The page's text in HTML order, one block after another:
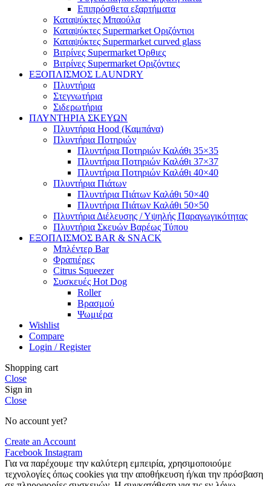
Επιπρόσθετα εξαρτήματα
Καταψύκτες Μπαούλα
Καταψύκτες Supermarket Οριζόντιοι
Καταψύκτες Supermarket curved glass
Βιτρίνες Supermarket Όρθιες
Βιτρίνες Supermarket Οριζόντιες
ΕΞΟΠΛΙΣΜΟΣ LAUNDRY
Πλυντήρια
Στεγνωτήρια
Σιδερωτήρια
ΠΛΥΝΤΗΡΙΑ ΣΚΕΥΩΝ
Πλυντήρια Hood (Καμπάνα)
Πλυντήρια Ποτηριών
Πλυντήρια Ποτηριών Καλάθι 35×35
Πλυντήρια Ποτηριών Καλάθι 37×37
Πλυντήρια Ποτηριών Καλάθι 40×40
Πλυντήρια Πιάτων
Πλυντήρια Πιάτων Καλάθι 50×40
Πλυντήρια Πιάτων Καλάθι 50×50
Πλυντήρια Διέλευσης / Υψηλής Παραγωγικότητας
Πλυντήρια Σκευών Βαρέως Τύπου
ΕΞΟΠΛΙΣΜΟΣ BAR & SNACK
Μπλέντερ Bar
Φραπιέρες
Citrus Squeezer
Συσκευές Hot Dog
Roller
Βρασμού
Ψωμιέρα
Wishlist
Compare
Login / Register
Shopping cart
Close
Sign in
Close
No account yet?
Create an Account
Facebook Instagram
Για να παρέχουμε την καλύτερη εμπειρία, χρησιμοποιούμε
τεχνολογίες όπως cookies για την αποθήκευση ή/και την πρόσβαση